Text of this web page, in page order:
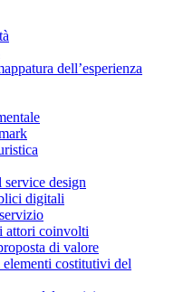
dell’esperienza
design
digitali
attori coinvolti
di valore
costitutivi del